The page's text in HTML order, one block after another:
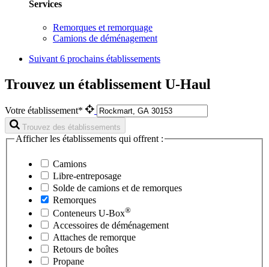
Services
Remorques et remorquage
Camions de déménagement
Suivant 6 prochains établissements
Trouvez un établissement U-Haul
Votre établissement*
Trouvez des établissements
Afficher les établissements qui offrent :
Camions
Libre-entreposage
Solde de camions et de remorques
Remorques
Conteneurs U-Box®
Accessoires de déménagement
Attaches de remorque
Retours de boîtes
Propane